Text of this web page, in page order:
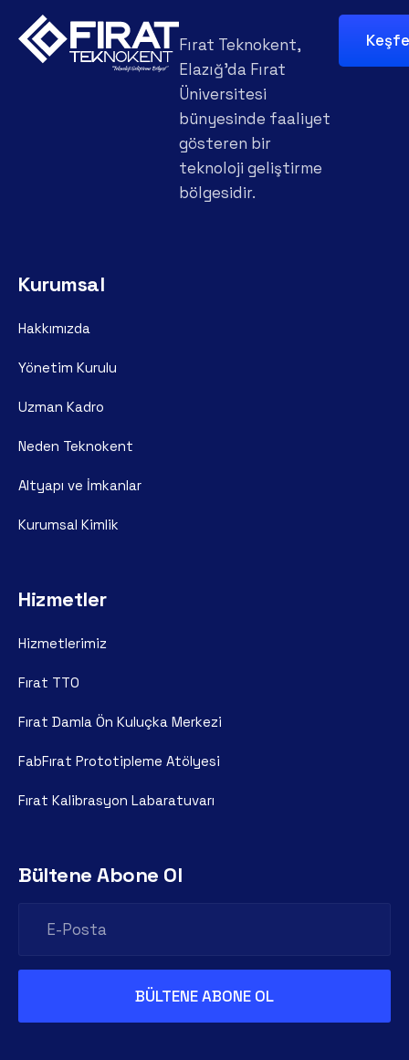
Fırat Teknokent,
Elazığ'da Fırat
Üniversitesi
bünyesinde faaliyet
gösteren bir
teknoloji geliştirme
bölgesidir.
Kurumsal
Hakkımızda
Yönetim Kurulu
Uzman Kadro
Neden Teknokent
Altyapı ve İmkanlar
Kurumsal Kimlik
Hizmetler
Hizmetlerimiz
Fırat TTO
Fırat Damla Ön Kuluçka Merkezi
FabFırat Prototipleme Atölyesi
Fırat Kalibrasyon Labaratuvarı
Bültene Abone Ol